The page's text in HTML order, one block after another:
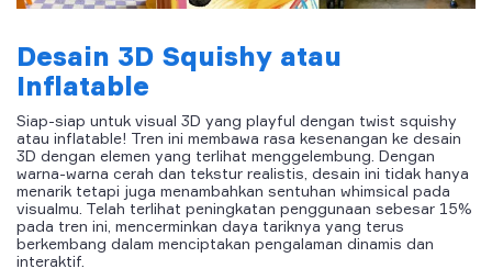
Desain 3D Squishy atau
Inflatable
Siap-siap untuk visual 3D yang playful dengan twist squishy
atau inflatable! Tren ini membawa rasa kesenangan ke desain
3D dengan elemen yang terlihat menggelembung. Dengan
warna-warna cerah dan tekstur realistis, desain ini tidak hanya
menarik tetapi juga menambahkan sentuhan whimsical pada
visualmu. Telah terlihat peningkatan penggunaan sebesar 15%
pada tren ini, mencerminkan daya tariknya yang terus
berkembang dalam menciptakan pengalaman dinamis dan
interaktif.